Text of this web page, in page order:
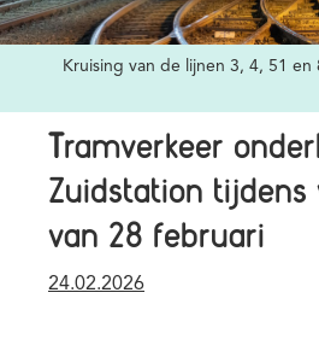
CreditsKruising van de lijnen 3, 4, 51
Tramverkeer
Zuidstation tijdens
van 28 februari
Publication
24.02.2026